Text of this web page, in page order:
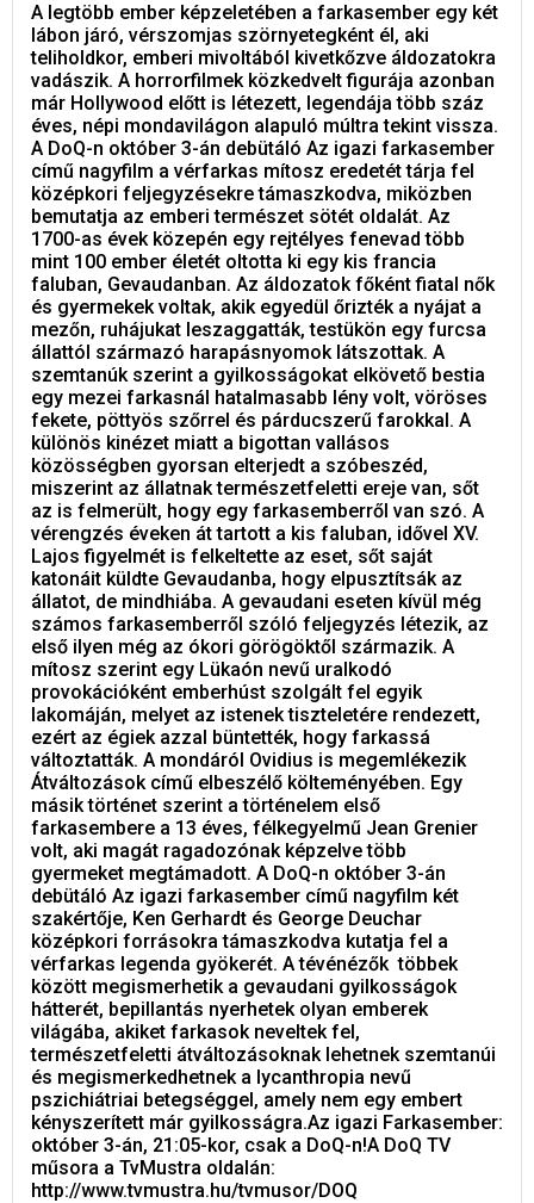
A legtöbb ember képzeletében a farkasember egy két
lábon járó, vérszomjas szörnyetegként él, aki
teliholdkor, emberi mivoltából kivetkőzve áldozatokra
vadászik. A horrorfilmek közkedvelt figurája azonban
már Hollywood előtt is létezett, legendája több száz
éves, népi mondavilágon alapuló múltra tekint vissza.
A DoQ-n október 3-án debütáló Az igazi farkasember
című nagyfilm a vérfarkas mítosz eredetét tárja fel
középkori feljegyzésekre támaszkodva, miközben
bemutatja az emberi természet sötét oldalát. Az
1700-as évek közepén egy rejtélyes fenevad több
mint 100 ember életét oltotta ki egy kis francia
faluban, Gevaudanban. Az áldozatok főként fiatal nők
és gyermekek voltak, akik egyedül őrizték a nyájat a
mezőn, ruhájukat leszaggatták, testükön egy furcsa
állattól származó harapásnyomok látszottak. A
szemtanúk szerint a gyilkosságokat elkövető bestia
egy mezei farkasnál hatalmasabb lény volt, vöröses
fekete, pöttyös szőrrel és párducszerű farokkal. A
különös kinézet miatt a bigottan vallásos
közösségben gyorsan elterjedt a szóbeszéd,
miszerint az állatnak természetfeletti ereje van, sőt
az is felmerült, hogy egy farkasemberről van szó. A
vérengzés éveken át tartott a kis faluban, idővel XV.
Lajos figyelmét is felkeltette az eset, sőt saját
katonáit küldte Gevaudanba, hogy elpusztítsák az
állatot, de mindhiába. A gevaudani eseten kívül még
számos farkasemberről szóló feljegyzés létezik, az
első ilyen még az ókori görögöktől származik. A
mítosz szerint egy Lükaón nevű uralkodó
provokációként emberhúst szolgált fel egyik
lakomáján, melyet az istenek tiszteletére rendezett,
ezért az égiek azzal büntették, hogy farkassá
változtatták. A mondáról Ovidius is megemlékezik
Átváltozások című elbeszélő költeményében. Egy
másik történet szerint a történelem első
farkasembere a 13 éves, félkegyelmű Jean Grenier
volt, aki magát ragadozónak képzelve több
gyermeket megtámadott. A DoQ-n október 3-án
debütáló Az igazi farkasember című nagyfilm két
szakértője, Ken Gerhardt és George Deuchar
középkori forrásokra támaszkodva kutatja fel a
vérfarkas legenda gyökerét. A tévénézők többek
között megismerhetik a gevaudani gyilkosságok
hátterét, bepillantás nyerhetek olyan emberek
világába, akiket farkasok neveltek fel,
természetfeletti átváltozásoknak lehetnek szemtanúi
és megismerkedhetnek a lycanthropia nevű
pszichiátriai betegséggel, amely nem egy embert
kényszerített már gyilkosságra.Az igazi Farkasember:
október 3-án, 21:05-kor, csak a DoQ-n!A DoQ TV
műsora a TvMustra oldalán:
http://www.tvmustra.hu/tvmusor/DOQ